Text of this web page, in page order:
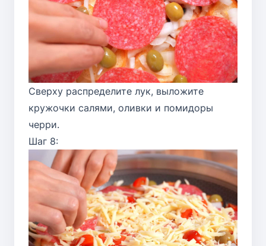
Сверху распределите лук, выложите
кружочки салями, оливки и помидоры
черри.
Шаг 8: